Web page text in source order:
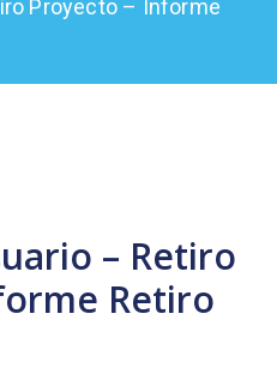
Proyecto – Informe
– Retiro
Retiro